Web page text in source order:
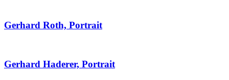
Gerhard Roth, Portrait
Gerhard Haderer, Portrait